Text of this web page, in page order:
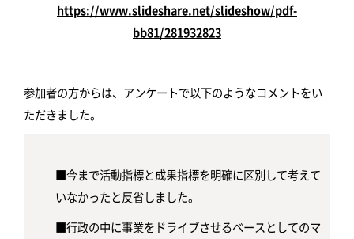
https://www.slideshare.net/slideshow/pdf-
bb81/281932823
参加者の方からは、アンケートで以下のようなコメントをい
ただきました。
■今まで活動指標と成果指標を明確に区別して考えて
いなかったと反省しました。
■行政の中に事業をドライブさせるベースとしてのマ